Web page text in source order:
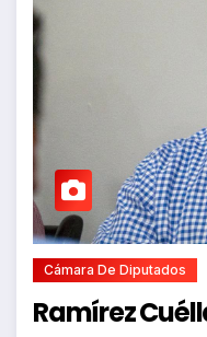
Cámara De Diputados
Ramírez